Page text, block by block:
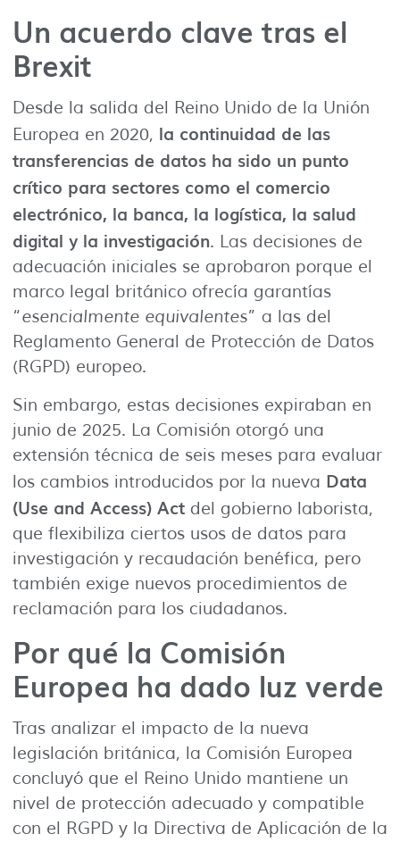
Un acuerdo clave tras el
Brexit
Desde la salida del Reino Unido de la Unión
Europea en 2020, la continuidad de las
transferencias de datos ha sido un punto
crítico para sectores como el comercio
electrónico, la banca, la logística, la salud
digital y la investigación. Las decisiones de
adecuación iniciales se aprobaron porque el
marco legal británico ofrecía garantías
“esencialmente equivalentes” a las del
Reglamento General de Protección de Datos
(RGPD) europeo.
Sin embargo, estas decisiones expiraban en
junio de 2025. La Comisión otorgó una
extensión técnica de seis meses para evaluar
los cambios introducidos por la nueva Data
(Use and Access) Act del gobierno laborista,
que flexibiliza ciertos usos de datos para
investigación y recaudación benéfica, pero
también exige nuevos procedimientos de
reclamación para los ciudadanos.
Por qué la Comisión
Europea ha dado luz verde
Tras analizar el impacto de la nueva
legislación británica, la Comisión Europea
concluyó que el Reino Unido mantiene un
nivel de protección adecuado y compatible
con el RGPD y la Directiva de Aplicación de la